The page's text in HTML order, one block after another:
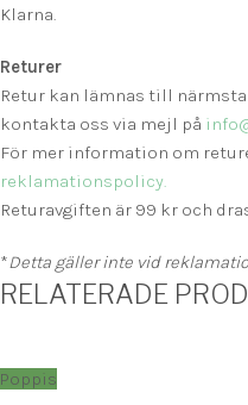
Klarna.
Returer
Retur kan lämnas till
kontakta oss via mejl på
För mer information om
reklamationspolicy.
Returavgiften är 99 kr och
*Detta gäller inte vid
RELATERADE
Poppis